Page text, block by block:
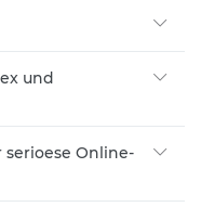
und
Online-